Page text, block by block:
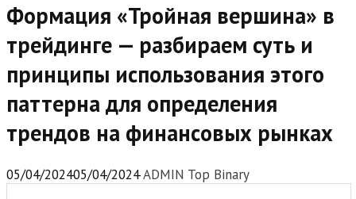
Формация «Тройная вершина» в
трейдинге — разбираем суть и
принципы использования этого
паттерна для определения
трендов на финансовых рынках
05/04/202405/04/2024ADMIN Top Binary